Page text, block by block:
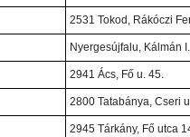
2531 Tokod, Rákóczi
Nyergesújfalu, Kálmán
2941 Ács, Fő u. 45.
2800 Tatabánya, Cseri
2945 Tárkány, Fő utca